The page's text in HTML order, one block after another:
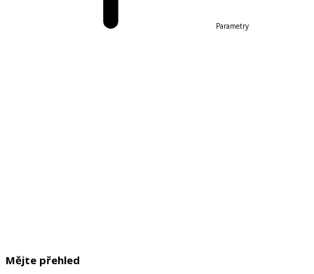
Parametry
Mějte přehled